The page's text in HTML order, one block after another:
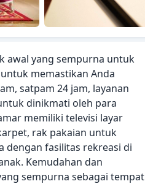
awal yang sempurna untuk
memastikan Anda
satpam 24 jam, layanan
dinikmati oleh para
memiliki televisi layar
rak pakaian untuk
dengan fasilitas rekreasi di
Kemudahan dan
sempurna sebagai tempat